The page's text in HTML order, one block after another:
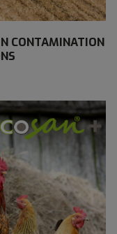
CONTAMINATION